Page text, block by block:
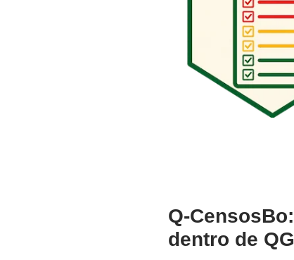
Q-
dentro de